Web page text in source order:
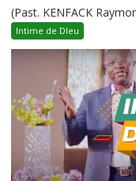
(Past. KENFACK
Intime de DIeu